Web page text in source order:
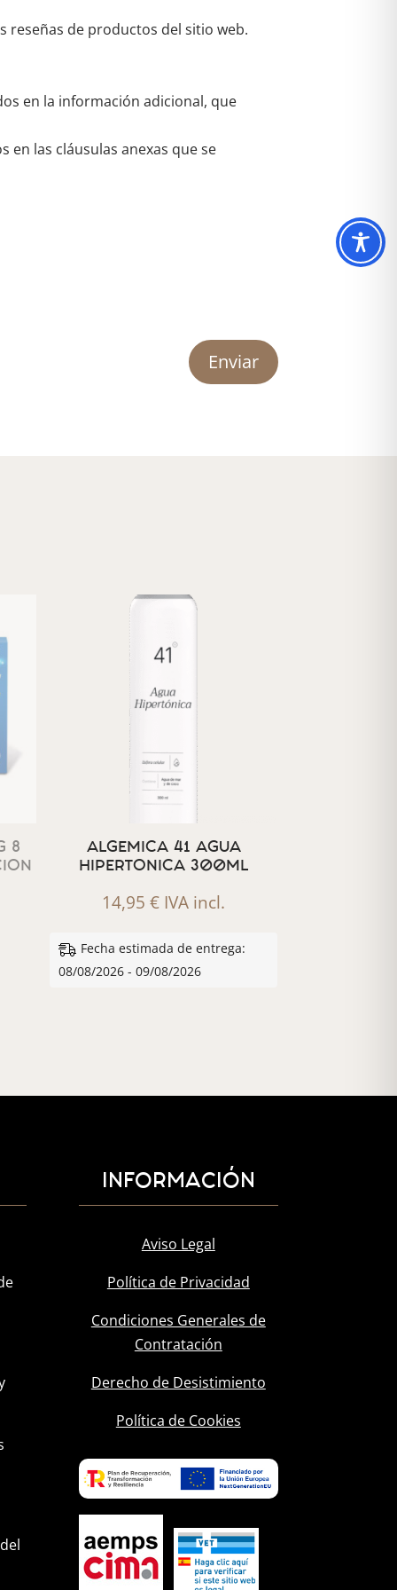
reseñas de productos del sitio web.
en la información adicional, que
las cláusulas anexas que se
Enviar
8
ALGEMICA 41 AGUA
HIPERTONICA 300ML
14,95€ IVA incl.
Fecha estimada de entrega:
08/08/2026 - 09/08/2026
INFORMACIÓN
Aviso Legal
Política de Privacidad
Condiciones Generales de
Contratación
Derecho de Desistimiento
Política de Cookies